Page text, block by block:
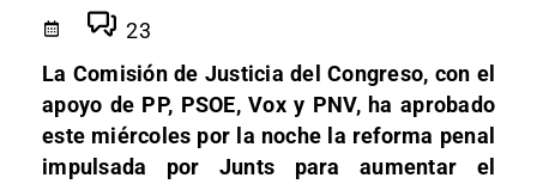
23
La Comisión de Justicia del Congreso, con el
apoyo de PP, PSOE, Vox y PNV, ha aprobado
este miércoles por la noche la reforma penal
impulsada por Junts para aumentar el